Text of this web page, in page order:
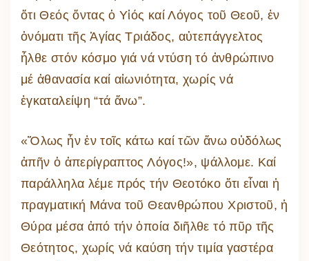
ὅτι Θεός ὄντας ὁ Υἱός καί Λόγος τοῦ Θεοῦ, ἐν
ὀνόματι τῆς Ἁγίας Τριάδος, αὐτεπάγγελτος
ἦλθε στόν κόσμο γιά νά ντύση τό ἀνθρώπινο
μέ ἀθανασία καί αἰωνιότητα, χωρίς νά
ἐγκαταλείψη “τά ἄνω”.
«Ὅλως ἦν ἐν τοῖς κάτω καί τῶν ἄνω οὐδόλως
ἀπῆν ὁ ἀπερίγραπτος Λόγος!», ψάλλομε. Καί
παράλληλα λέμε πρός τήν Θεοτόκο ὅτι εἶναι ἡ
πραγματική Μάνα τοῦ Θεανθρώπου Χριστοῦ, ἡ
Θύρα μέσα ἀπό τήν ὁποία διῆλθε τό πῦρ τῆς
Θεότητος, χωρίς νά καύση τήν τιμία γαστέρα